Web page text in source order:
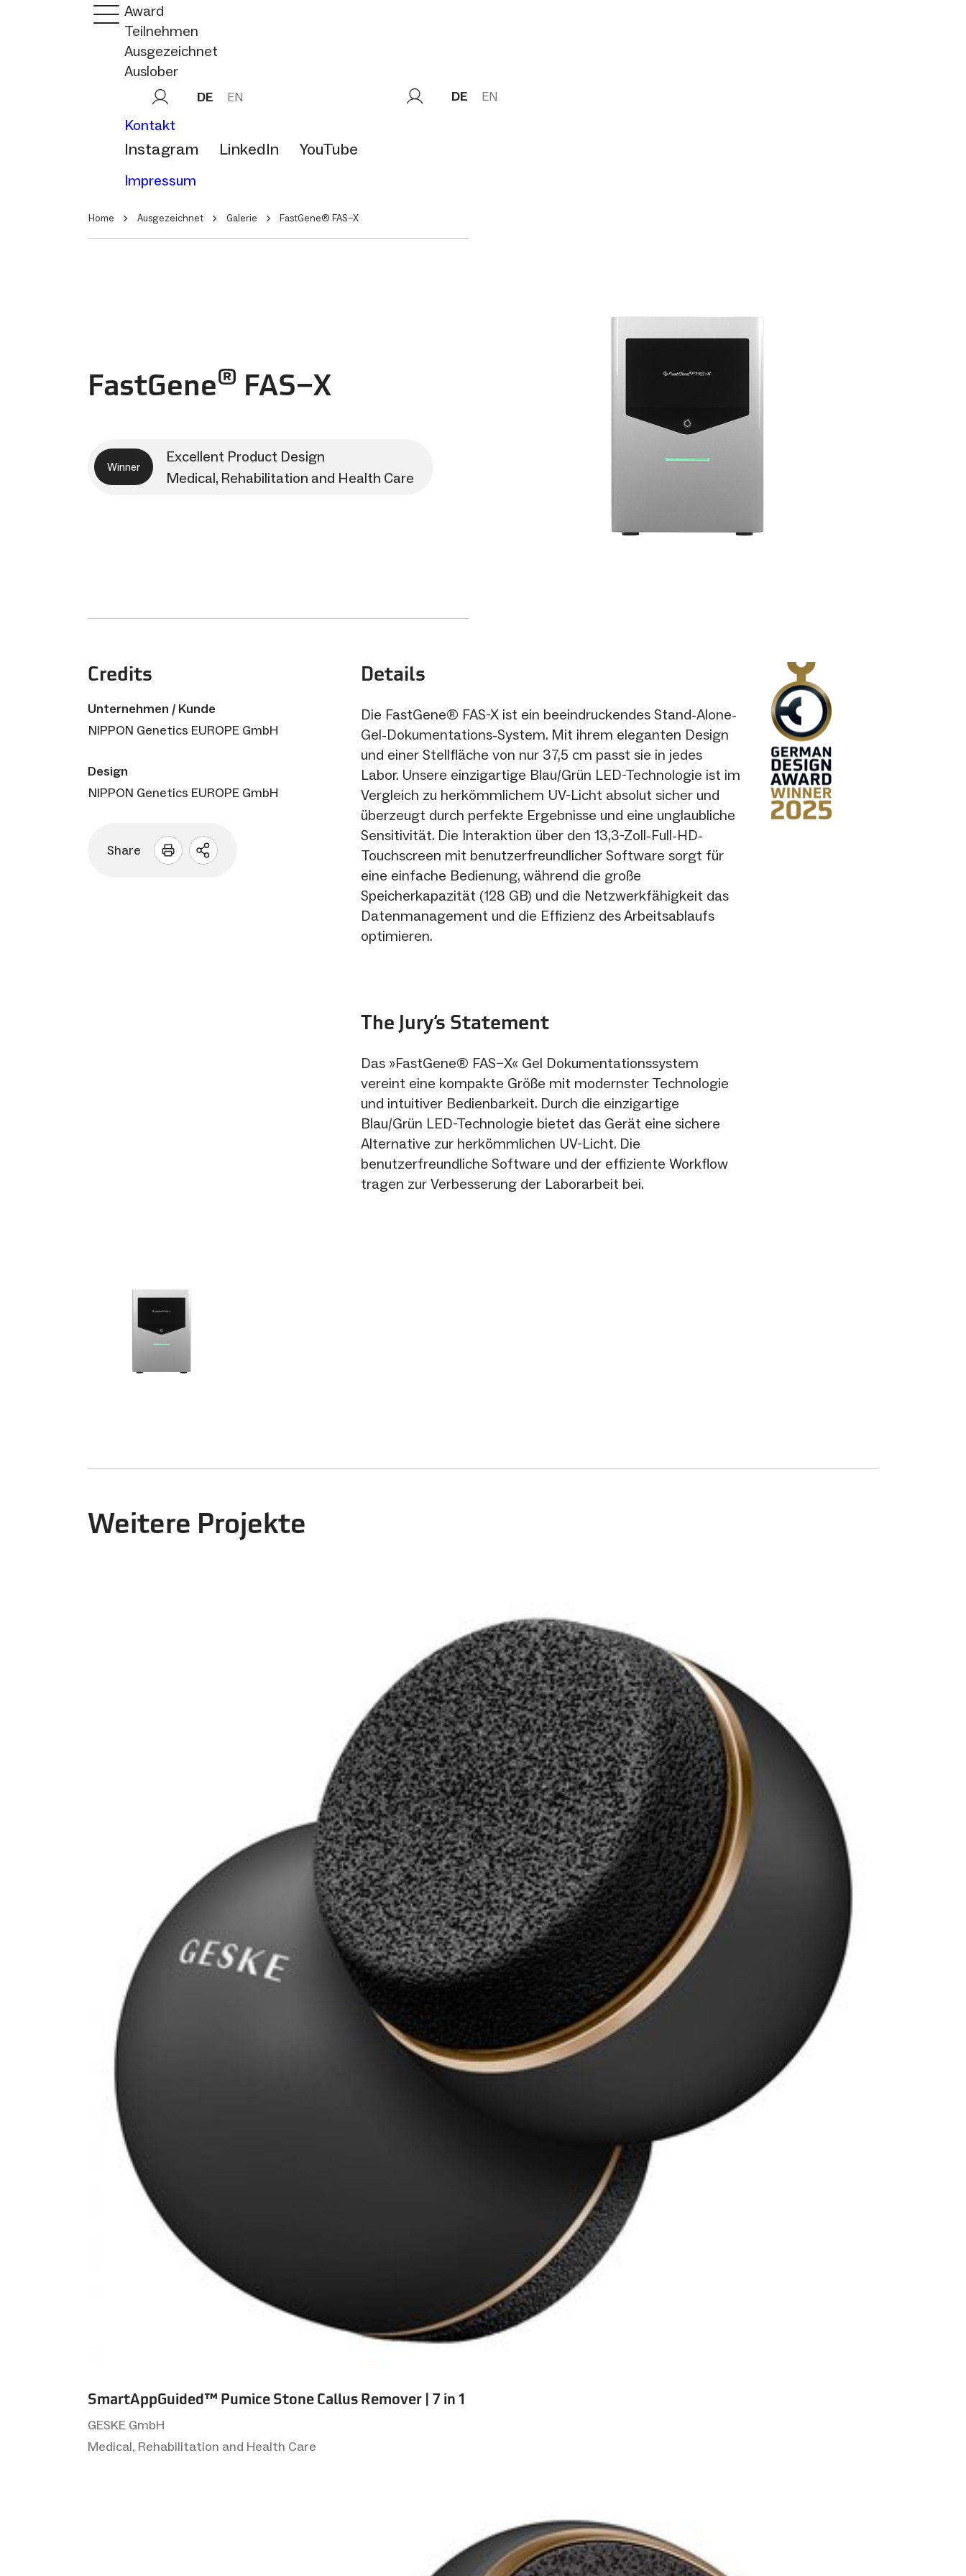
Award
Teilnehmen
Ausgezeichnet
Auslober
DE EN
Kontakt
Instagram LinkedIn YouTube
Impressum
DE EN
Home Ausgezeichnet Galerie FastGene® FAS−X
FastGene® FAS−X
Winner
Excellent Product Design
Medical, Rehabilitation and Health Care
Credits
Unternehmen / Kunde
NIPPON Genetics EUROPE GmbH
Design
NIPPON Genetics EUROPE GmbH
Share
Sharing
Details
Die FastGene® FAS-X ist ein beeindruckendes Stand-Alone-
Gel-Dokumentations-System. Mit ihrem eleganten Design
und einer Stellfläche von nur 37,5 cm passt sie in jedes
Labor. Unsere einzigartige Blau/Grün LED-Technologie ist im
Vergleich zu herkömmlichem UV-Licht absolut sicher und
überzeugt durch perfekte Ergebnisse und eine unglaubliche
Sensitivität. Die Interaktion über den 13,3-Zoll-Full-HD-
Touchscreen mit benutzerfreundlicher Software sorgt für
eine einfache Bedienung, während die große
Speicherkapazität (128 GB) und die Netzwerkfähigkeit das
Datenmanagement und die Effizienz des Arbeitsablaufs
optimieren.
The Jury‘s Statement
Das »FastGene® FAS−X« Gel Dokumentationssystem
vereint eine kompakte Größe mit modernster Technologie
und intuitiver Bedienbarkeit. Durch die einzigartige
Blau/Grün LED-Technologie bietet das Gerät eine sichere
Alternative zur herkömmlichen UV-Licht. Die
benutzerfreundliche Software und der effiziente Workflow
tragen zur Verbesserung der Laborarbeit bei.
Weitere Projekte
SmartAppGuided™ Pumice Stone Callus Remover | 7 in 1
GESKE GmbH
Medical, Rehabilitation and Health Care